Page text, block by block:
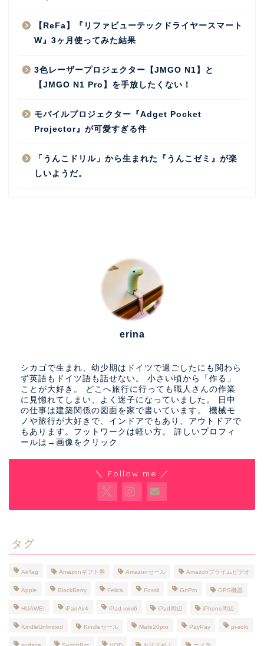
【ReFa】『リファビューテックドライヤースマート
W』3ヶ月使ってみた結果
3色レーザープロジェクター【JMGO N1】と
【JMGO N1 Pro】を手放したくない！
モバイルプロジェクター『Adget Pocket
Projector』が可愛すぎる件
「うんこドリル」から生まれた『うんこゼミ』が楽
しいようだ。
erina
シカゴで生まれ、幼少期はドイツで過ごしたにも関わら
ず英語もドイツ語も話せない。 小さい頃から「作る」
ことが大好き。 どこへ旅行に行っても職人さんの作業
に見惚れてしまい、よく迷子になっていました。 日中
の仕事は建築関係の図面を家で書いています。 機械モ
ノや旅行が大好きで、インドアでもあり、アウトドアで
もあります。フットワークは軽い方。 詳しいプロフィ
ールは→画像をクリック
＼ Follow me ／
タグ
AirTag Amazonギフト券 Amazonセール Amazonプライムビデオ
Apple BlackBerry Felica Fossil GoPro GPS機器
HUAWEI iPadAir4 iPad mini6 iPad周辺 iPhone周辺
KindleUnlimited Kindleセール Mate20pro PayPay pi-solo